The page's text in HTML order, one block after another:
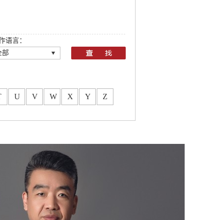
语言：
部
U V W X Y Z